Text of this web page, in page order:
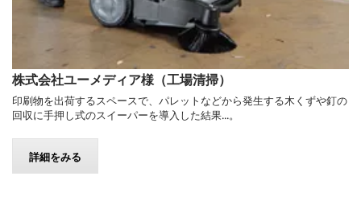
株式会社ユーメディア様（工場清掃）
印刷物を出荷するスペースで、パレットなどから発生する木くずや釘の
回収に手押し式のスイーパーを導入した結果...。
詳細をみる